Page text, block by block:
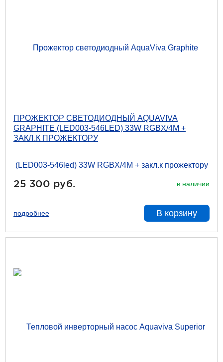
ПРОЖЕКТОР СВЕТОДИОДНЫЙ AQUAVIVA
GRAPHITE (LED003-546LED) 33W RGBX/4M +
ЗАКЛ.К ПРОЖЕКТОРУ
25 300 руб. в наличии
подробнее В корзину